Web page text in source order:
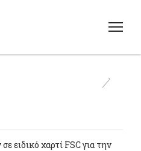
ειδικό χαρτί FSC για την